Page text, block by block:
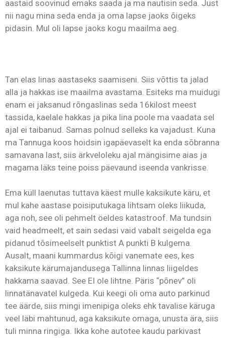
aastaid soovinud emaks saada ja ma nautisin seda. Just
nii nagu mina seda enda ja oma lapse jaoks õigeks
pidasin. Mul oli lapse jaoks kogu maailma aeg.
Tan elas linas aastaseks saamiseni. Siis võttis ta jalad
alla ja hakkas ise maailma avastama. Esiteks ma muidugi
enam ei jaksanud rõngaslinas seda 16kilost meest
tassida, kaelale hakkas ja pika lina poole ma vaadata sel
ajal ei taibanud. Samas polnud selleks ka vajadust. Kuna
ma Tannuga koos hoidsin igapäevaselt ka enda sõbranna
samavana last, siis ärkveloleku ajal mängisime aias ja
magama läks teine poiss päevaund iseenda vankrisse.
Ema küll laenutas tuttava käest mulle kaksikute käru, et
mul kahe aastase poisiputukaga lihtsam oleks liikuda,
aga noh, see oli pehmelt öeldes katastroof. Ma tundsin
vaid headmeelt, et sain sedasi vaid vabalt seigelda ega
pidanud tõsimeelselt punktist A punkti B kulgema.
Ausalt, maani kummardus kõigi vanemate ees, kes
kaksikute kärumajandusega Tallinna linnas liigeldes
hakkama saavad. See EI ole lihtne. Päris “põnev” oli
linnatänavatel kulgeda. Kui keegi oli oma auto parkinud
tee äärde, siis mingi imenipiga oleks ehk tavalise käruga
veel läbi mahtunud, aga kaksikute omaga, unusta ära, siis
tuli minna ringiga. Ikka kohe autotee kaudu parkivast